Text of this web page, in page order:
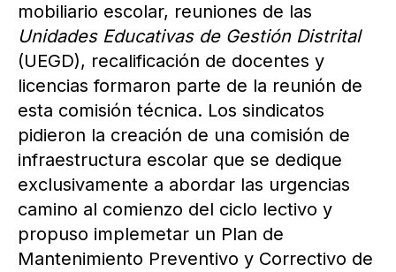
mobiliario escolar, reuniones de las
Unidades Educativas de Gestión Distrital
(UEGD), recalificación de docentes y
licencias formaron parte de la reunión de
esta comisión técnica. Los sindicatos
pidieron la creación de una comisión de
infraestructura escolar que se dedique
exclusivamente a abordar las urgencias
camino al comienzo del ciclo lectivo y
propuso implemetar un Plan de
Mantenimiento Preventivo y Correctivo de